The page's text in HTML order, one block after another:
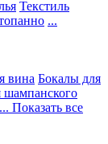
Текстиль
...
вина Бокалы для
... Показать все